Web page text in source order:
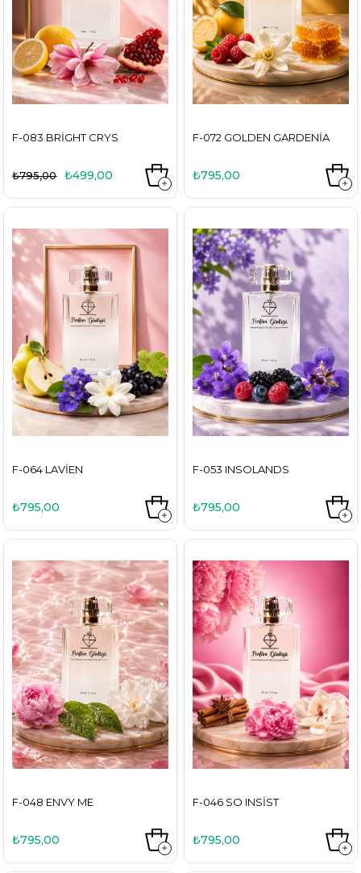
F-083 BRIGHT CRYS
₺499,00
₺795,00
F-072 GOLDEN GARDENIA
₺795,00
F-064 LAVIEN
₺795,00
F-053 INSOLANDS
₺795,00
F-048 ENVY ME
₺795,00
F-046 SO INSIST
₺795,00